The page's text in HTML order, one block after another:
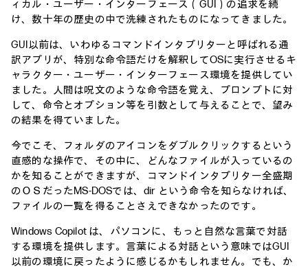
ィカル・ユーザー・インターフェース（GUI）の追求を続
け、数十年の歴史の中で洗練されたものになってきました。
GUI以前は、いわゆるコマンドインタプリターと呼ばれる通
訳アプリが、特別な命令語だけを解釈してOSに実行させるキ
ャラクター・ユーザー・インターフェース環境を提供してい
ました。人間は呪文のような命令語を覚え、プロンプトに対
して、命令とオプション等を引数として与えることで、望み
の結果を得ていました。
今でこそ、フォルダのアイコンをダブルクリックするという
直感的な操作で、その中に、どんなファイルが入っているの
かを知ることができますが、コマンドインタプリター全盛期
のＯＳだったMS-DOSでは、dir という命令を知らなければ、
ファイルの一覧を得ることさえできなかったのです。
Windows Copilot は、パソコンに、もっと自然な言葉で対話
する環境を提供します。言葉による対話という意味ではGUI
以前の環境に戻ったように感じるかもしれません。でも、か